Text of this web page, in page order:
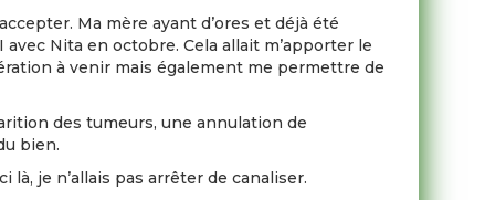
Ma mère ayant d’ores et déjà été
Nita en octobre. Cela allait m’apporter le
à venir mais également me permettre de
des tumeurs, une annulation de
bien.
là, je n’allais pas arrêter de canaliser.